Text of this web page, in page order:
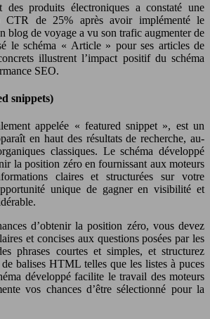
produits électroniques a constaté une
CTR de 25% après avoir implémenté le
blog de voyage a vu son trafic augmenter de
le schéma « Article » pour ses articles de
illustrent l’impact positif du schéma
SEO.
snippets)
appelée « featured snippet », est un
en haut des résultats de recherche, au-
classiques. Le schéma développé
la position zéro en fournissant aux moteurs
claires et structurées sur votre
unique de gagner en visibilité et
d’obtenir la position zéro, vous devez
et concises aux questions posées par les
phrases courtes et simples, et structurez
balises HTML telles que les listes à puces
développé facilite le travail des moteurs
vos chances d’être sélectionné pour la